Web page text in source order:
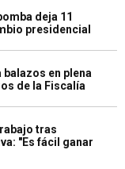
deja 11
presidencial
en plena
de la Fiscalía
tras
"Es fácil ganar